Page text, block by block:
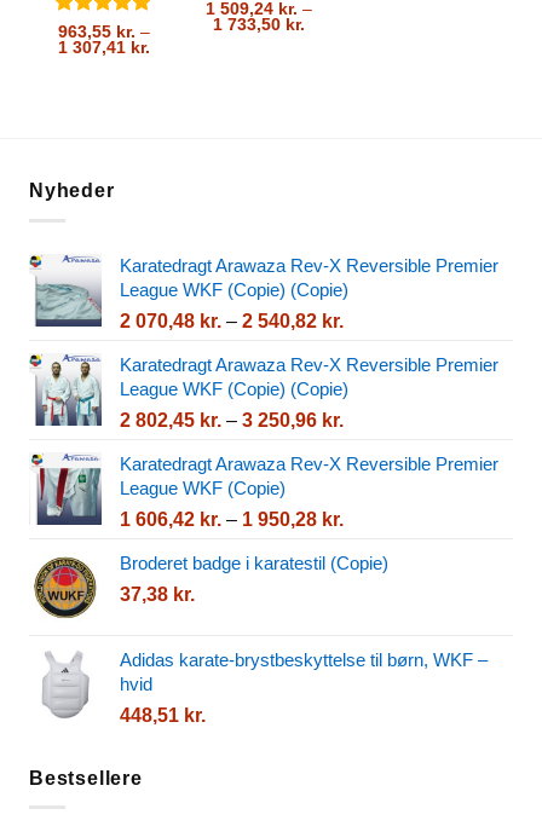
Vurderet5
ud af 5
963,55 kr. –
1 307,41 kr.
Vurderet5
ud af 5
1 509,24 kr. –
1 733,50 kr.
Nyheder
Karatedragt Arawaza Rev-X Reversible Premier
League WKF (Copie) (Copie)
2 070,48 kr. – 2 540,82 kr.
070,48 kr.
til
2
Karatedragt Arawaza Rev-X Reversible Premier
League WKF (Copie) (Copie)
2 802,45 kr. – 3 250,96 kr.
802,45 kr.
3
Karatedragt Arawaza Rev-X Reversible Premier
League WKF (Copie)
1 606,42 kr. – 1 950,28 kr.
606,42 kr.
Broderet badge i karatestil (Copie)
37,38 kr.
Adidas karate-brystbeskyttelse til børn, WKF –
hvid
448,51 kr.
Bestsellere